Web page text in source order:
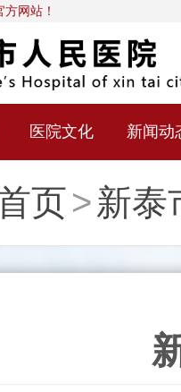
网站！
医院文化 新闻动
页>新泰